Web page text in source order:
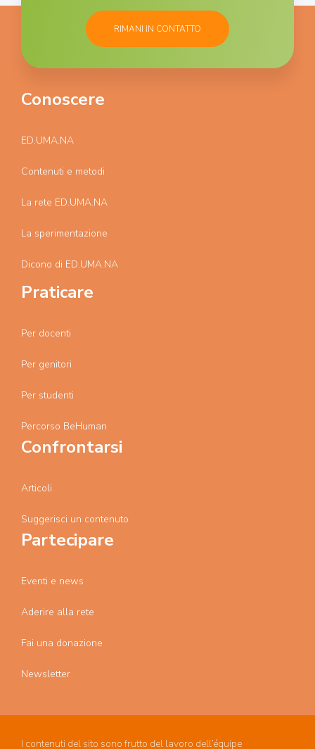
RIMANI IN CONTATTO
Conoscere
ED.UMA.NA
Contenuti e metodi
La rete ED.UMA.NA
La sperimentazione
Dicono di ED.UMA.NA
Praticare
Per docenti
Per genitori
Per studenti
Percorso BeHuman
Confrontarsi
Articoli
Suggerisci un contenuto
Partecipare
Eventi e news
Aderire alla rete
Fai una donazione
Newsletter
I contenuti del sito sono frutto del lavoro dell’équipe